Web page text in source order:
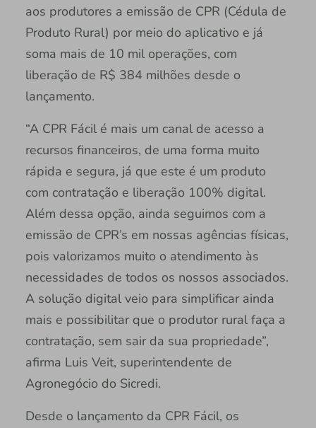
aos produtores a emissão de CPR (Cédula de
Produto Rural) por meio do aplicativo e já
soma mais de 10 mil operações, com
liberação de R$ 384 milhões desde o
lançamento.
“A CPR Fácil é mais um canal de acesso a
recursos financeiros, de uma forma muito
rápida e segura, já que este é um produto
com contratação e liberação 100% digital.
Além dessa opção, ainda seguimos com a
emissão de CPR’s em nossas agências físicas,
pois valorizamos muito o atendimento às
necessidades de todos os nossos associados.
A solução digital veio para simplificar ainda
mais e possibilitar que o produtor rural faça a
contratação, sem sair da sua propriedade”,
afirma Luis Veit, superintendente de
Agronegócio do Sicredi.
Desde o lançamento da CPR Fácil, os